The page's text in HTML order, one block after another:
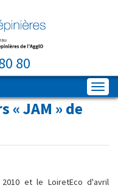
80
« JAM » de
et le LoiretEco d'avril